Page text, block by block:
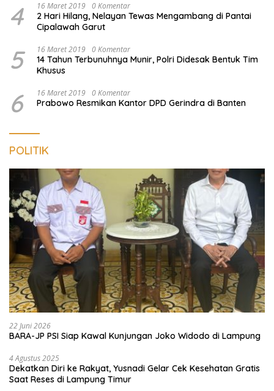
4 16 Maret 2019 0 Komentar
2 Hari Hilang, Nelayan Tewas Mengambang di Pantai
Cipalawah Garut
5 16 Maret 2019 0 Komentar
14 Tahun Terbunuhnya Munir, Polri Didesak Bentuk Tim
Khusus
6 16 Maret 2019 0 Komentar
Prabowo Resmikan Kantor DPD Gerindra di Banten
POLITIK
22 Juni 2026
BARA-JP PSI Siap Kawal Kunjungan Joko Widodo di Lampung
4 Agustus 2025
Dekatkan Diri ke Rakyat, Yusnadi Gelar Cek Kesehatan Gratis
Saat Reses di Lampung Timur